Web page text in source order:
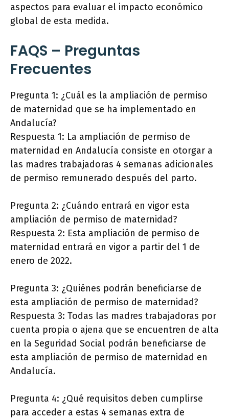
aspectos para evaluar el impacto económico
global de esta medida.
FAQS – Preguntas
Frecuentes
Pregunta 1: ¿Cuál es la ampliación de permiso
de maternidad que se ha implementado en
Andalucía?
Respuesta 1: La ampliación de permiso de
maternidad en Andalucía consiste en otorgar a
las madres trabajadoras 4 semanas adicionales
de permiso remunerado después del parto.
Pregunta 2: ¿Cuándo entrará en vigor esta
ampliación de permiso de maternidad?
Respuesta 2: Esta ampliación de permiso de
maternidad entrará en vigor a partir del 1 de
enero de 2022.
Pregunta 3: ¿Quiénes podrán beneficiarse de
esta ampliación de permiso de maternidad?
Respuesta 3: Todas las madres trabajadoras por
cuenta propia o ajena que se encuentren de alta
en la Seguridad Social podrán beneficiarse de
esta ampliación de permiso de maternidad en
Andalucía.
Pregunta 4: ¿Qué requisitos deben cumplirse
para acceder a estas 4 semanas extra de